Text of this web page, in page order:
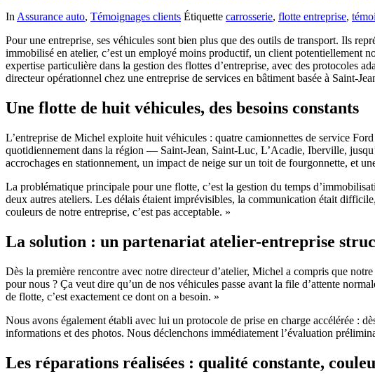
In Assurance auto, Témoignages clients Étiquette carrosserie, flotte entreprise,
Pour une entreprise, ses véhicules sont bien plus que des outils de transport. Ils
immobilisé en atelier, c’est un employé moins productif, un client potentiellement
expertise particulière dans la gestion des flottes d’entreprise, avec des protocoles
directeur opérationnel chez une entreprise de services en bâtiment basée à Saint-
Une flotte de huit véhicules, des besoins constants
L’entreprise de Michel exploite huit véhicules : quatre camionnettes de service
quotidiennement dans la région — Saint-Jean, Saint-Luc, L’Acadie, Iberville,
accrochages en stationnement, un impact de neige sur un toit de fourgonnette, et
La problématique principale pour une flotte, c’est la gestion du temps
deux autres ateliers. Les délais étaient imprévisibles, la communication était
couleurs de notre entreprise, c’est pas acceptable. »
La solution : un partenariat atelier-entreprise
Dès la première rencontre avec notre directeur d’atelier, Michel a compris que
pour nous ? Ça veut dire qu’un de nos véhicules passe avant la file d’attente
de flotte, c’est exactement ce dont on a besoin. »
Nous avons également établi avec lui un protocole de prise en charge accélérée :
informations et des photos. Nous déclenchons immédiatement l’évaluation
Les réparations réalisées : qualité constante,